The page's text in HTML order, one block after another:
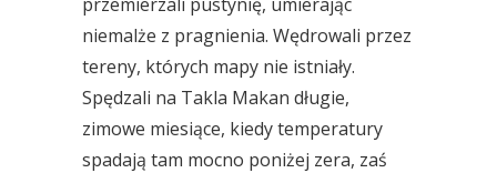
niemalże z pragnienia. Wędrowali przez
tereny, których mapy nie istniały.
Spędzali na Takla Makan długie,
zimowe miesiące, kiedy temperatury
spadają tam mocno poniżej zera, zaś